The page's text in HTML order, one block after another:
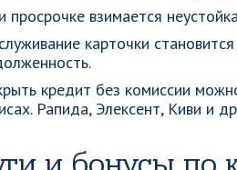
просрочке взимается
карточки
кредит без комиссии
Рапида, Элексент, Киви и